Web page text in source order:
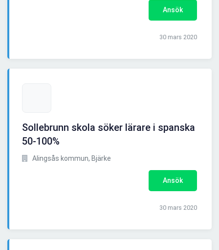
Ansök
30 mars 2020
Sollebrunn skola söker lärare i spanska
50-100%
Alingsås kommun, Bjärke
Ansök
30 mars 2020